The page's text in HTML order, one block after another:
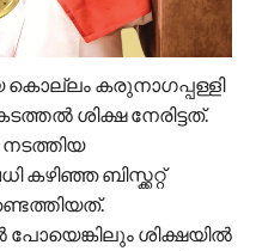
കൊല്ലം കരുനാഗപ്പള്ളി
ശിക്ഷ നേരിട്ടത്.
ബിസ്ക്കറ്റ്
ശിക്ഷയിൽ